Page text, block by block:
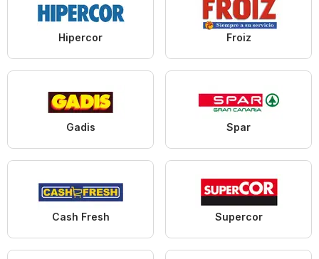
Hipercor Froiz
Gadis Spar
Cash Fresh Supercor